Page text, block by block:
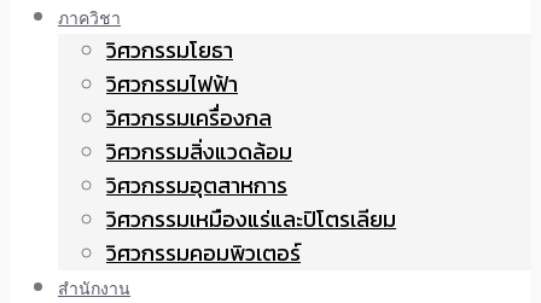
ภาควิชา
วิศวกรรมโยธา
วิศวกรรมไฟฟ้า
วิศวกรรมเครื่องกล
วิศวกรรมสิ่งแวดล้อม
วิศวกรรมอุตสาหการ
วิศวกรรมเหมืองแร่และปิโตรเลียม
วิศวกรรมคอมพิวเตอร์
สำนักงาน